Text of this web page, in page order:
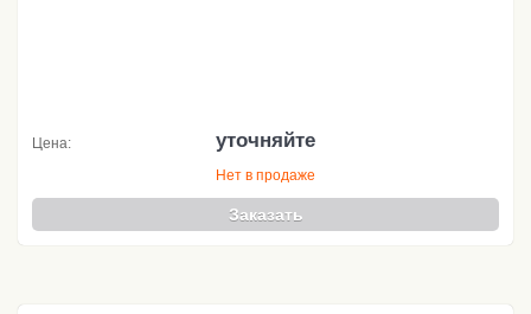
Цена: уточняйте
Нет в продаже
Заказать